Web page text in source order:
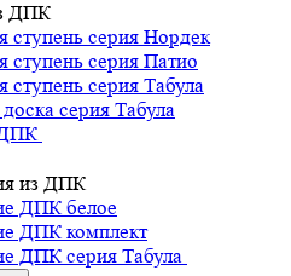
ДПК
ступень серия Нордек
ступень серия Патио
ступень серия Табула
серия Табула
из ДПК
ДПК белое
ДПК комплект
ДПК серия Табула